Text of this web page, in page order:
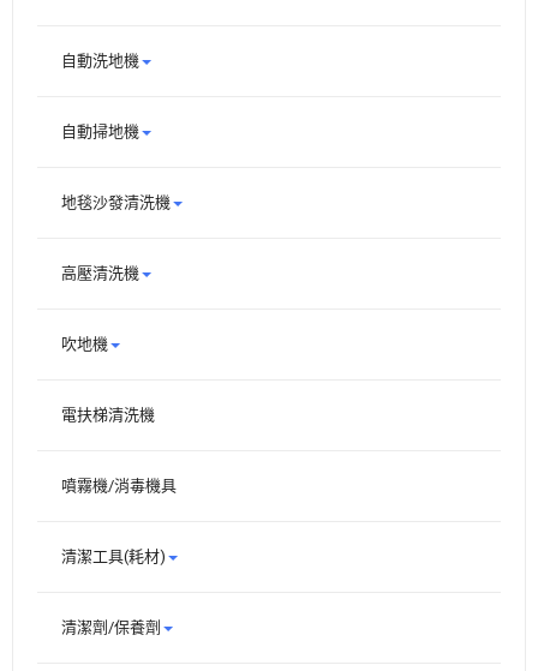
自動洗地機
自動掃地機
地毯沙發清洗機
高壓清洗機
吹地機
電扶梯清洗機
噴霧機/消毒機具
清潔工具(耗材)
清潔劑/保養劑